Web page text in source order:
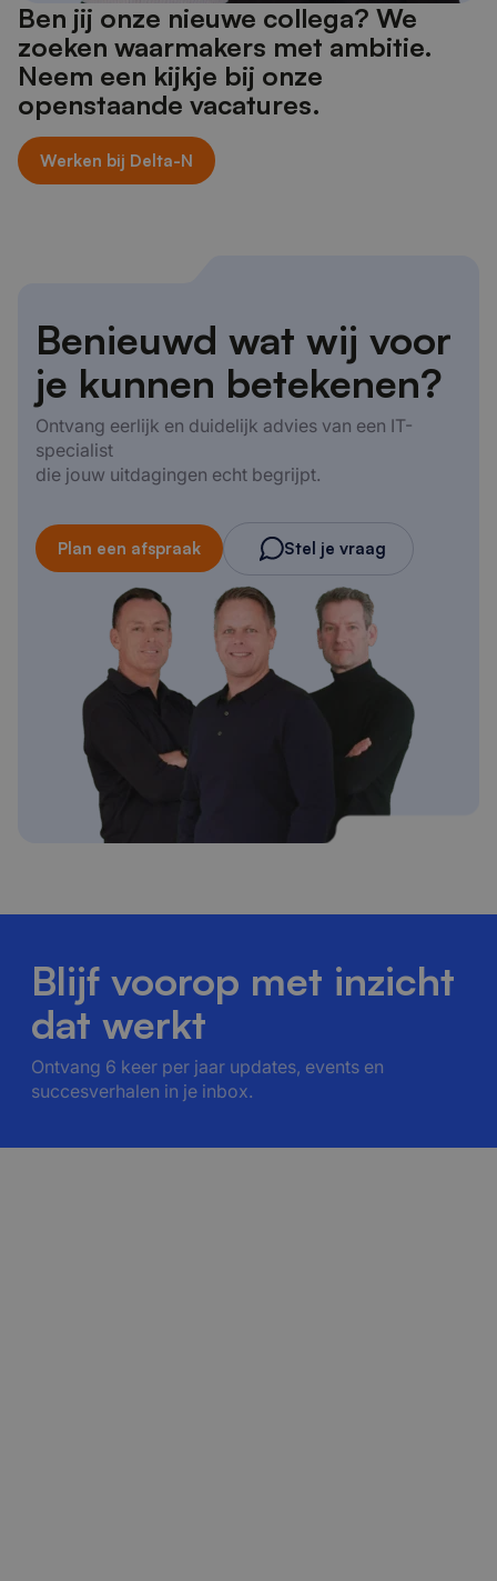
Ben jij onze nieuwe collega? We
zoeken waarmakers met ambitie.
Neem een kijkje bij onze
openstaande vacatures.
Werken bij Delta-N
Benieuwd wat wij voor
je kunnen betekenen?
Ontvang eerlijk en duidelijk advies van een IT-
specialist
die jouw uitdagingen echt begrijpt.
Plan een afspraak Stel je vraag
Blijf voorop met inzicht
dat werkt
Ontvang 6 keer per jaar updates, events en
succesverhalen in je inbox.